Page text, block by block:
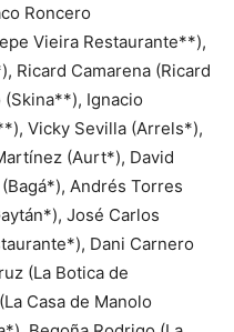
Roncero
Vieira Restaurante**),
Ricard Camarena (Ricard
Ignacio
Vicky Sevilla (Arrels*),
(Aurt*), David
Andrés Torres
José Carlos
Dani Carnero
(La Botica de
Casa de Manolo